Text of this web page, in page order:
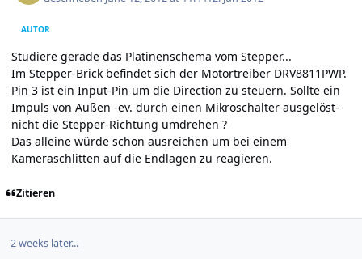
AUTOR
Studiere gerade das Platinenschema vom Stepper...
Im Stepper-Brick befindet sich der Motortreiber DRV8811PWP.
Pin 3 ist ein Input-Pin um die Direction zu steuern. Sollte ein
Impuls von Außen -ev. durch einen Mikroschalter ausgelöst-
nicht die Stepper-Richtung umdrehen ?
Das alleine würde schon ausreichen um bei einem
Kameraschlitten auf die Endlagen zu reagieren.
Zitieren
2 weeks later...